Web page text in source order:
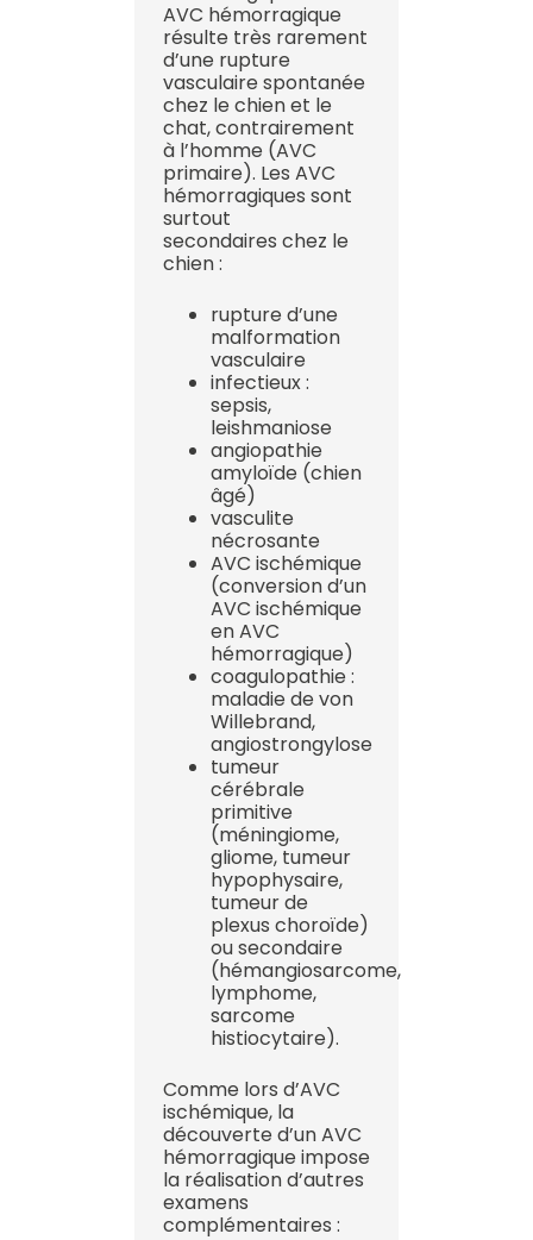
AVC hémorragique
résulte très rarement
d’une rupture
vasculaire spontanée
chez le chien et le
chat, contrairement
à l’homme (AVC
primaire). Les AVC
hémorragiques sont
surtout
secondaires chez le
chien :
rupture d’une
malformation
vasculaire
infectieux :
sepsis,
leishmaniose
angiopathie
amyloïde (chien
âgé)
vasculite
nécrosante
AVC ischémique
(conversion d’un
AVC ischémique
en AVC
hémorragique)
coagulopathie :
maladie de von
Willebrand,
angiostrongylose
tumeur
cérébrale
primitive
(méningiome,
gliome, tumeur
hypophysaire,
tumeur de
plexus choroïde)
ou secondaire
(hémangiosarcome,
lymphome,
sarcome
histiocytaire).
Comme lors d’AVC
ischémique, la
découverte d’un AVC
hémorragique impose
la réalisation d’autres
examens
complémentaires :